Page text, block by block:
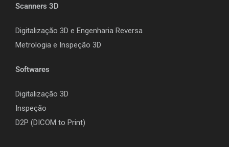
Scanners 3D
Digitalização 3D e Engenharia Reversa
Metrologia e Inspeção 3D
Softwares
Digitalização 3D
Inspeção
D2P (DICOM to Print)